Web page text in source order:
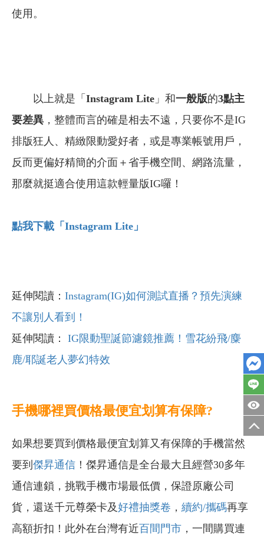
使用。
以上就是「 Instagram Lite 」和一般版的3點主
要差異 ，整體而言的確是相去不遠，只要你不是IG
排版狂人、精緻限動愛好者，或是專業帳號用戶，
反而更偏好精簡的介面＋省手機空間、網路流量，
那麼就挺適合使用這款輕量版IG囉！
點我下載 「Instagram Lite 」
延伸閱讀： Instagram(IG)如何測試直播？預先演練
不讓別人看到！
延伸閱讀： IG限動聖誕節濾鏡推薦！雪花紛飛/麋
鹿/耶誕老人夢幻特效
手機哪裡買價格最便宜划算有保障?
如果想要買到價格最便宜划算又有保障的手機當然
要到 傑昇通信 ！傑昇通信是全台最大且經營30多年
通信連鎖，挑戰手機市場最低價，保證原廠公司
貨，還送千元尊榮卡及好禮抽獎卷 ， 續約/攜碼再享
高額折扣！此外在台灣有近百間門市 ，一間購買連